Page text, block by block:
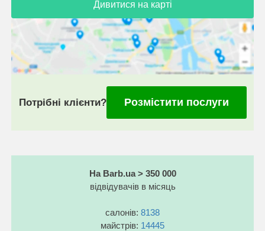
Дивитися на карті
Потрібні клієнти? Розмістити послуги
На Barb.ua > 350 000
відвідувачів в місяць
салонів: 8138
майстрів: 14445